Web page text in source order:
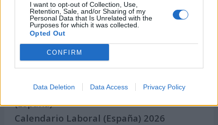
I want to opt-out of Collection, Use,
Retention, Sale, and/or Sharing of my
Personal Data that Is Unrelated with the
Purposes for which it was collected.
Opted Out
CONFIRM
Data Deletion Data Access Privacy Policy
¿Qué día crearías tu?
Calendarios
Calendario Laboral por municipios
(España)
Calendario Laboral (España) 2026